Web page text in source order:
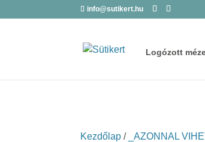
info@sutikert.hu
Logózott
Kezdőlap / _AZONNAL